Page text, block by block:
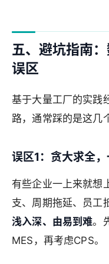
五、避坑指南
误区
基于大量工厂的实践
路，通常踩的是这几
误区1：贪大求全
有些企业一上来就想
支、周期拖延、员工
浅入深、由易到难。
MES，再考虑CPS。